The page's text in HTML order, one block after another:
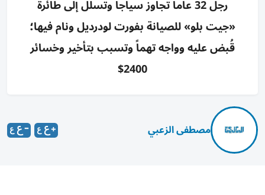
رجل 32 عاماً تجاوز سياجاً وتسلل إلى طائرة
«جيت بلو» للصيانة بفورت لودرديل ونام فيها؛
قُبض عليه وواجه تهماً وتسبب بتأخير وخسائر
2400$
مصطفى الزعبي